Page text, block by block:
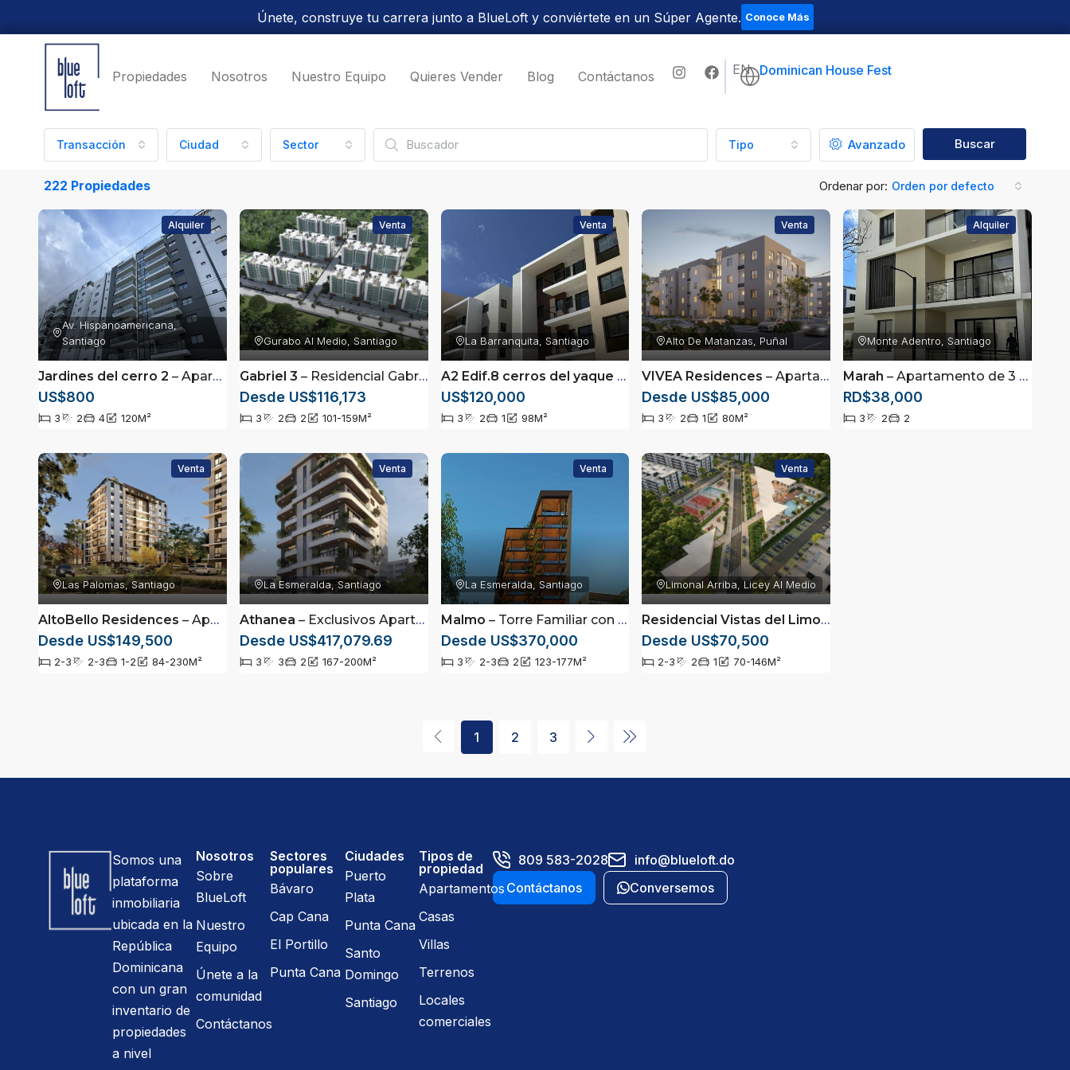
Únete, construye tu carrera junto a BlueLoft y conviértete en un Súper Agente. Conoce Más
Propiedades Nosotros Nuestro Equipo Quieres Vender Blog Contáctanos EN Dominican House Fest
Transacción Ciudad Sector Tipo Avanzado Buscar
222 Propiedades Ordenar por: Orden por defecto
Alquiler
Av. Hispanoamericana,
Santiago
Jardines del cerro 2 – Apartamento en Alquiler de 3 Habitaciones | Torre con Piscina |
US$800
3 2 4 120M²
Venta
Gurabo Al Medio, Santiago
Gabriel 3 – Residencial Gabriel III | Apartamentos de 3 Habitaciones en Gurabo
Desde US$116,173
3 2 2 101-159M²
Venta
La Barranquita, Santiago
A2 Edif.8 cerros del yaque
US$120,000
3 2 1 98M²
Venta
Alto De Matanzas, Puñal
VIVEA Residences – Apartamentos de 3 Habitaciones en Puñal desde US$85,000
Desde US$85,000
3 2 1 80M²
Alquiler
Monte Adentro, Santiago
Marah – Apartamento de 3 Habitaciones con Patio Privado en Alquiler | Monte Adentro, Santiago
RD$38,000
3 2 2
Venta
Las Palomas, Santiago
AltoBello Residences – Apartamentos en Santiago con Exclusivas Amenidades
Desde US$149,500
2-3 2-3 1-2 84-230M²
Venta
La Esmeralda, Santiago
Athanea – Exclusivos Apartamentos de 3 Habitaciones en La Esmeralda, Santiago
Desde US$417,079.69
3 3 2 167-200M²
Venta
La Esmeralda, Santiago
Malmo – Torre Familiar con Piscina, Jacuzzi y Coworking en La Esmeralda
Desde US$370,000
3 2-3 2 123-177M²
Venta
Limonal Arriba, Licey Al Medio
Residencial Vistas del Limonal
Desde US$70,500
2-3 2 1 70-146M²
1 2 3
Somos una
plataforma
inmobiliaria
ubicada en la
República
Dominicana
con un gran
inventario de
propiedades
a nivel
Nosotros
Sobre
BlueLoft
Nuestro
Equipo
Únete a la
comunidad
Contáctanos
Sectores
populares
Bávaro
Cap Cana
El Portillo
Punta Cana
Ciudades
Puerto
Plata
Punta Cana
Santo
Domingo
Santiago
Tipos de
propiedad
Apartamentos
Casas
Villas
Terrenos
Locales
comerciales
809 583-2028
info@blueloft.do
Contáctanos
Conversemos